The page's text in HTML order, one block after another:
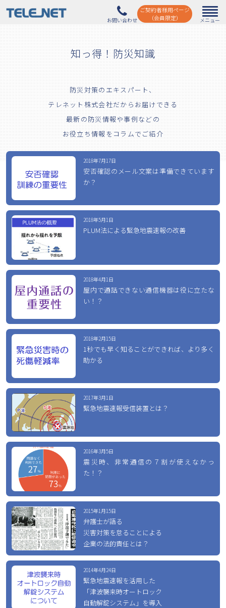
ご契約者様用ページ
（会員限定）
知っ得！防災知識
防災対策のエキスパート、
テレネット株式会社だからお届けできる
最新の防災情報や事例などの
お役立ち情報をコラムでご紹介
2018年7月17日
安否確認のメール文案は準備できています
か？
2018年5月1日
PLUM法による緊急地震速報の改善
2018年4月1日
屋内で通話できない通信機器は役に立たな
い！？
2018年2月15日
1秒でも早く知ることができれば、より多く
助かる
2017年3月1日
緊急地震速報受信装置とは？
2016年3月5日
震災時、非常通信の７割が使えなかっ
た！？
2015年1月15日
弁護士が語る
災害対策を怠ることによる
企業の法的責任とは？
2014年4月24日
緊急地震速報を活用した
「津波襲来時オートロック
自動解錠システム」を導入